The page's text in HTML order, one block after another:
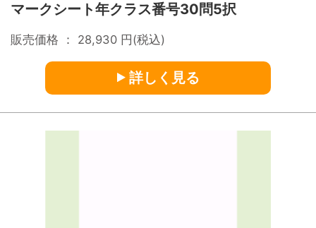
マークシート年クラス番号30問5択
販売価格 ： 28,930 円(税込)
詳しく見る